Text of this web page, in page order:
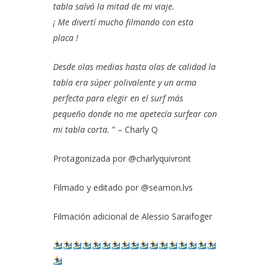
tabla salvó la mitad de mi viaje.
¡ Me divertí mucho filmando con esta
placa !
Desde olas medias hasta olas de calidad la
tabla era súper polivalente y un arma
perfecta para elegir en el surf más
pequeño donde no me apetecía surfear con
mi tabla corta. ” – Charly Q
Protagonizada por @charlyquivront
Filmado y editado por @seamon.lvs
Filmación adicional de Alessio Saraifoger